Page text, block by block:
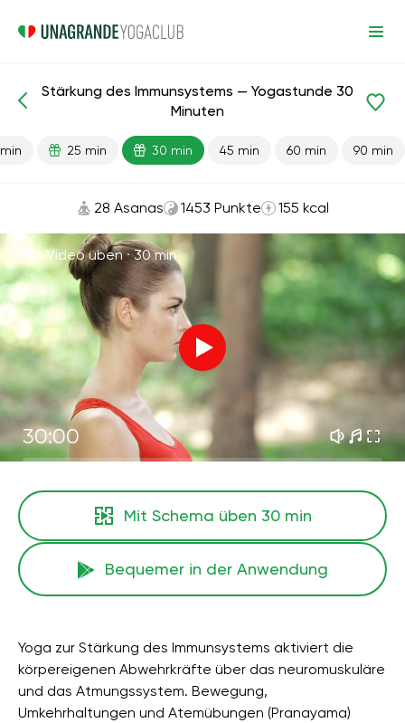
Immunität
Stärkung des Immunsystems — Yogastunde 30
Minuten
25 min 30 min 45 min 60 min 90 min
28 Asanas 1453 Punkte 155 kcal
Mit Video üben ·30 min
30:00
Mit Schema üben 30 min
Bequemer in der Anwendung
Yoga zur Stärkung des Immunsystems aktiviert die
körpereigenen Abwehrkräfte über das neuromuskuläre
und das Atmungssystem. Bewegung,
Umkehrhaltungen und Atemübungen (Pranayama)